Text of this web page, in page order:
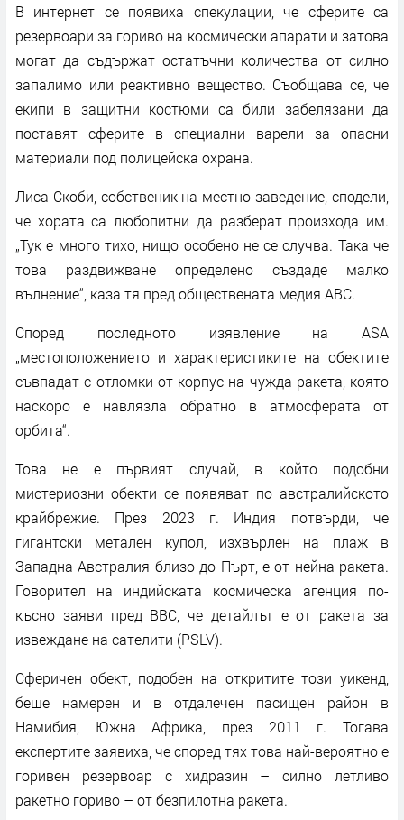
В интернет се появиха спекулации, че сферите са
резервоари за гориво на космически апарати и затова
могат да съдържат остатъчни количества от силно
запалимо или реактивно вещество. Съобщава се, че
екипи в защитни костюми са били забелязани да
поставят сферите в специални варели за опасни
материали под полицейска охрана.
Лиса Скоби, собственик на местно заведение, сподели,
че хората са любопитни да разберат произхода им.
„Тук е много тихо, нищо особено не се случва. Така че
това раздвижване определено създаде малко
вълнение“, каза тя пред обществената медия ABC.
Според последното изявление на ASA
„местоположението и характеристиките на обектите
съвпадат с отломки от корпус на чужда ракета, която
наскоро е навлязла обратно в атмосферата от
орбита“.
Това не е първият случай, в който подобни
мистериозни обекти се появяват по австралийското
крайбрежие. През 2023 г. Индия потвърди, че
гигантски метален купол, изхвърлен на плаж в
Западна Австралия близо до Пърт, е от нейна ракета.
Говорител на индийската космическа агенция по-
късно заяви пред BBC, че детайлът е от ракета за
извеждане на сателити (PSLV).
Сферичен обект, подобен на откритите този уикенд,
беше намерен и в отдалечен пасищен район в
Намибия, Южна Африка, през 2011 г. Тогава
експертите заявиха, че според тях това най-вероятно е
горивен резервоар с хидразин – силно летливо
ракетно гориво – от безпилотна ракета.